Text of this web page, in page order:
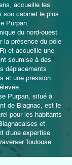
accueille les
son cabinet le plus
Purpan.
du nord-ouest
la présence du pôle
et accueille une
soumise à des
déplacements
et une pression
Purpan, situé à
de Blagnac, est le
pour les habitants
et
d'une expertise
Toulouse.